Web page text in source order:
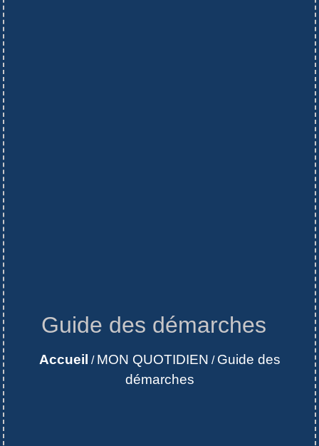
Guide des démarches
Accueil / MON QUOTIDIEN / Guide des
démarches